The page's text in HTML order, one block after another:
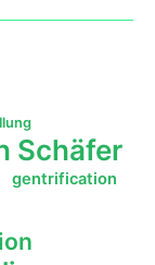
Schäfer
gentrification